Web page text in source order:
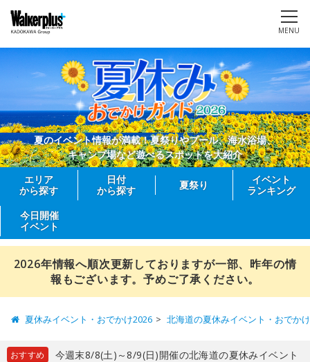
MENU
夏のイベント情報が満載！夏祭りやプール、海水浴場、
キャンプ場など遊べるスポットを大紹介
エリア
から探す
日付
から探す
夏祭り
イベント
ランキング
今日開催
イベント
2026年情報へ順次更新しておりますが一部、昨年の情
報もございます。予めご了承ください。
夏休みイベント・おでかけ2026 北海道の夏休みイベント・おでか
おすすめ
今週末8/8(土)～8/9(日)開催の北海道の夏休みイベント